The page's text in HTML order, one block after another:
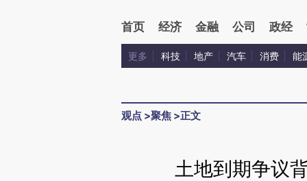
首页 经济 金融 公司 政经
更多 科技 地产 汽车 消费 能
观点 >聚焦 >正文
土地到期争议